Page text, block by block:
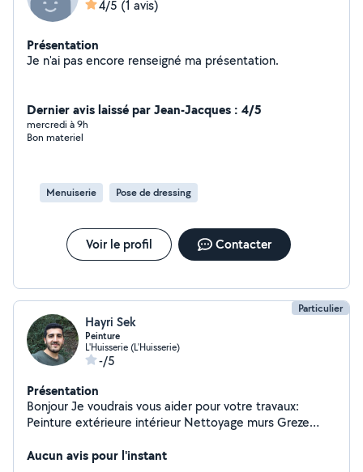
4/5 (1 avis)
Présentation
Je n'ai pas encore renseigné ma présentation.
Dernier avis laissé par Jean-Jacques : 4/5
mercredi à 9h
Bon materiel
Menuiserie Pose de dressing
Voir le profil Contacter
Particulier
Hayri Sek
Peinture
L'Huisserie (L'Huisserie)
-/5
Présentation
Bonjour Je voudrais vous aider pour votre travaux:
Peinture extérieure intérieur Nettoyage murs Greze
Aucun avis pour l'instant